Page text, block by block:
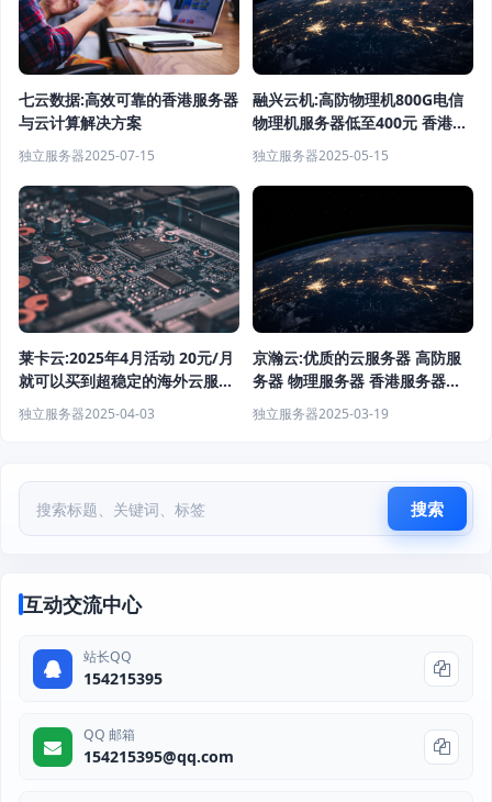
七云数据:高效可靠的香港服务器
与云计算解决方案
独立服务器2025-07-15
融兴云机:高防物理机800G电信
物理机服务器低至400元 香港云
服务器低至15元每月
独立服务器2025-05-15
莱卡云:2025年4月活动 20元/月
就可以买到超稳定的海外云服务
器 高防云服务器
独立服务器2025-04-03
京瀚云:优质的云服务器 高防服
务器 物理服务器 香港服务器云
计算服务商
独立服务器2025-03-19
搜索
互动交流中心
站长QQ
154215395
QQ 邮箱
154215395@qq.com